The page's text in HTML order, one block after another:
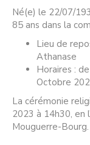
Né(e) le 22/07/
85 ans dans la
Lieu de
Athanase
Horaires :
Octobre
La cérémonie
2023 à 14h30, en
Mouguerre-Bourg.